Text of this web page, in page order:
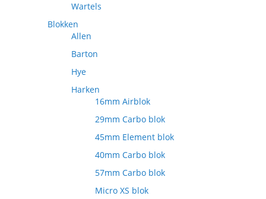
Wartels
Blokken
Allen
Barton
Hye
Harken
16mm Airblok
29mm Carbo blok
45mm Element blok
40mm Carbo blok
57mm Carbo blok
Micro XS blok